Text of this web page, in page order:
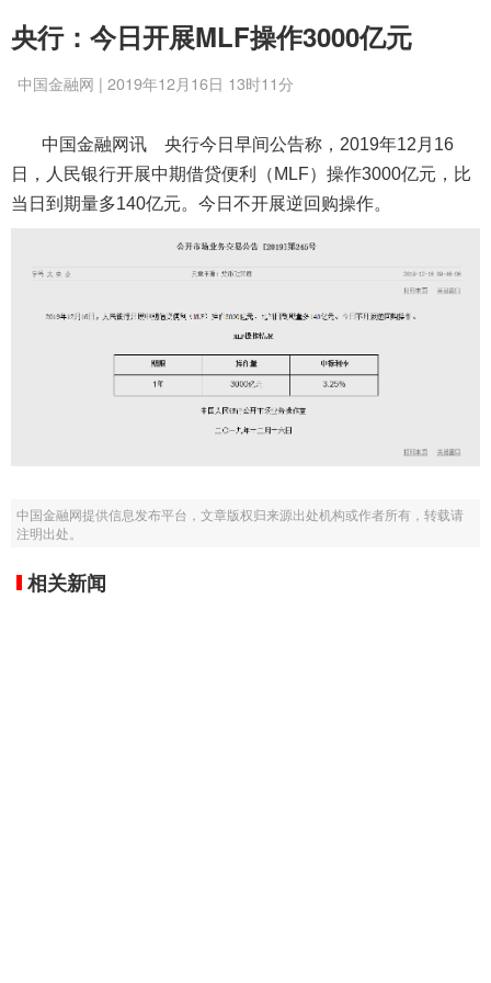
央行：今日开展MLF操作3000亿元
中国金融网 | 2019年12月16日 13时11分
中国金融网讯 央行今日早间公告称，2019年12月16
日，人民银行开展中期借贷便利（MLF）操作3000亿元，比
当日到期量多140亿元。今日不开展逆回购操作。
中国金融网提供信息发布平台，文章版权归来源出处机构或作者所有，转载请
注明出处。
相关新闻